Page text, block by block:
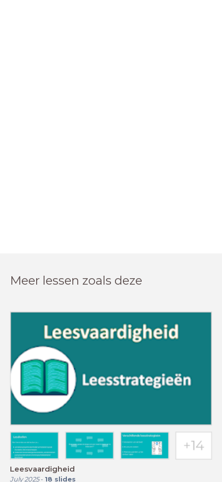
Meer lessen zoals deze
Leesvaardigheid
July 2025- 18 slides